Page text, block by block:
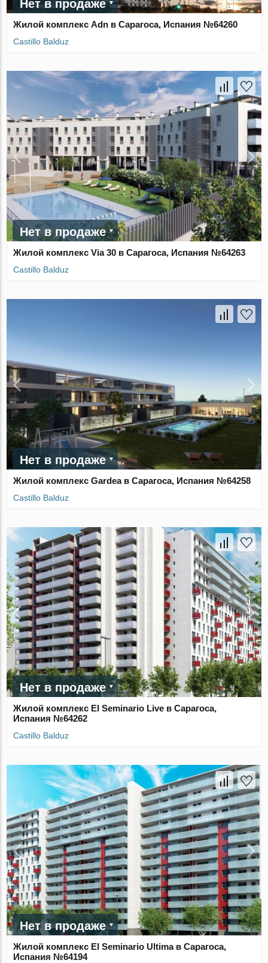
Нет в продаже
Жилой комплекс Adn в Сарагоса, Испания №64260
Castillo Balduz
Нет в продаже
Жилой комплекс Via 30 в Сарагоса, Испания №64263
Castillo Balduz
Нет в продаже
Жилой комплекс Gardea в Сарагоса, Испания №64258
Castillo Balduz
Нет в продаже
Жилой комплекс El Seminario Live в Сарагоса,
Испания №64262
Castillo Balduz
Нет в продаже
Жилой комплекс El Seminario Ultima в Сарагоса,
Испания №64194